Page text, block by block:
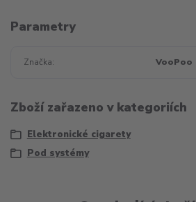
Parametry
Značka VooPoo
Zboží zařazeno v kategoriích
Elektronické cigarety
Pod systémy